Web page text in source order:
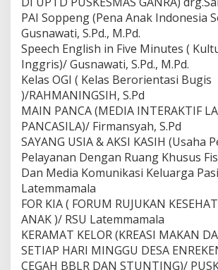
PAI Soppeng (Pena Anak Indonesia
Gusnawati, S.Pd., M.Pd.
Speech English in Five Minutes (
Inggris)/ Gusnawati, S.Pd., M.Pd.
Kelas OGI ( Kelas Berorientasi Bugis
)/RAHMANINGSIH, S.Pd
MAIN PANCA (MEDIA INTERAKTIF
PANCASILA)/ Firmansyah, S.Pd
SAYANG USIA & AKSI KASIH (Usaha
Pelayanan Dengan Ruang Khusus
Dan Media Komunikasi Keluarga
Latemmamala
FOR KIA ( FORUM RUJUKAN
ANAK )/ RSU Latemmamala
KERAMAT KELOR (KREASI MAKAN
SETIAP HARI MINGGU DESA
CEGAH BBLR DAN STUNTING)/